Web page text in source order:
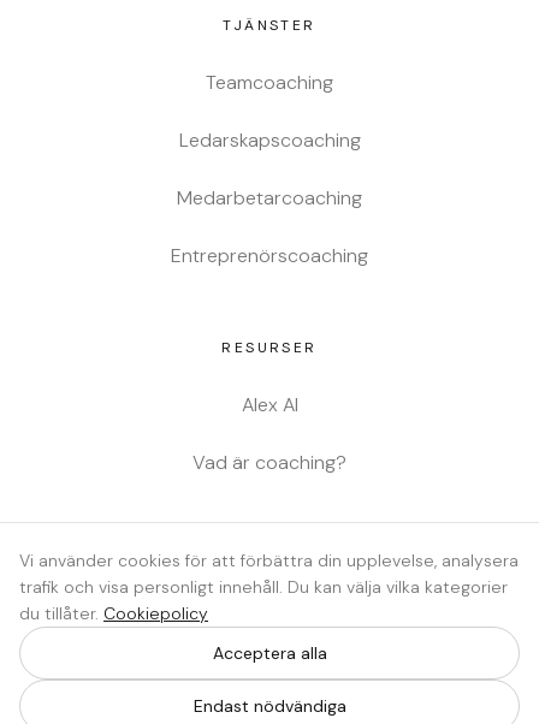
TJÄNSTER
Teamcoaching
Ledarskapscoaching
Medarbetarcoaching
Entreprenörscoaching
RESURSER
Alex AI
Vad är coaching?
Integritetspolicy
Cookiepolicy
Cookieinställningar
Vi använder cookies för att förbättra din upplevelse, analysera
trafik och visa personligt innehåll. Du kan välja vilka kategorier
du tillåter. Cookiepolicy
Acceptera alla
Endast nödvändiga